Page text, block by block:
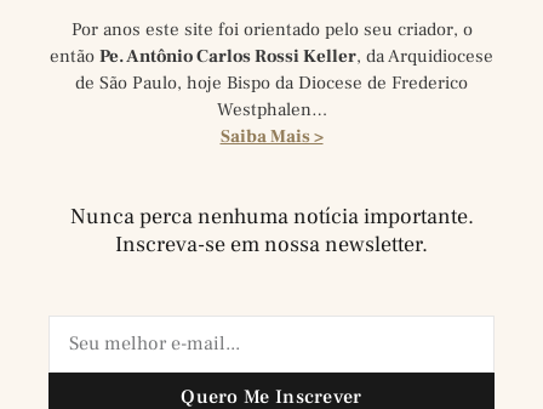
Por anos este site foi orientado pelo seu criador, o
então Pe. Antônio Carlos Rossi Keller, da Arquidiocese
de São Paulo, hoje Bispo da Diocese de Frederico
Westphalen…
Saiba Mais >
Nunca perca nenhuma notícia importante.
Inscreva-se em nossa newsletter.
Quero Me Inscrever